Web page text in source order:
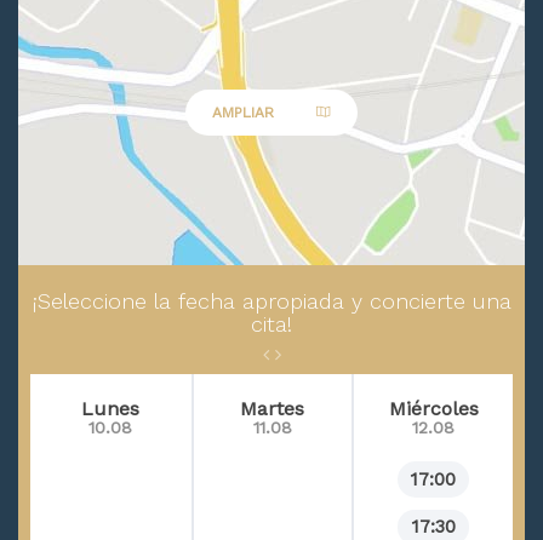
AMPLIAR
¡Seleccione la fecha apropiada y concierte una
cita!
Lunes
10.08
Martes
11.08
Miércoles
12.08
17:00
17:30